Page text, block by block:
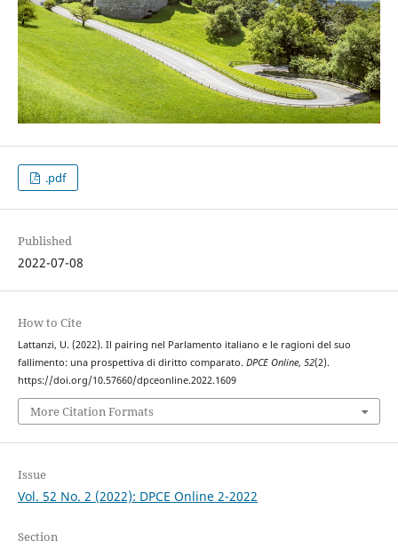
.pdf
Published
2022-07-08
How to Cite
Lattanzi, U. (2022). Il pairing nel Parlamento italiano e le ragioni del suo
fallimento: una prospettiva di diritto comparato. DPCE Online, 52(2).
https://doi.org/10.57660/dpceonline.2022.1609
More Citation Formats
Issue
Vol. 52 No. 2 (2022): DPCE Online 2-2022
Section